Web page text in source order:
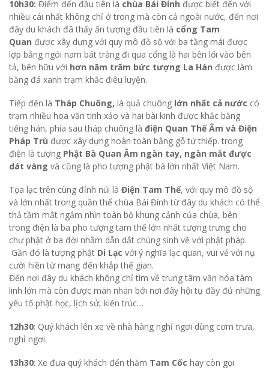
10h30:Điểm đến đầu tiên làchùa Bái Đính được biết đến với
nhiều cái nhất không chỉ ở trong mà còn cả ngoài nước, đến nơi
đây du khách đã thấy ấn tượng đầu tiên là cổng Tam
Quanđược xây dựng với quy mô đồ sộ với ba tầng mái được
lợp bằng ngói nam bát tràng đi qua cổng là hai bên lối vào bên
tả, bên hữu vớihơn năm trăm bức tượng La Hán
Tiếp đến làTháp Chuông,là quả chuônglớn nhất cả nước
trạm nhiều hoa văn tinh xảo và hai bài kinh được khắc bằng
tiếng hán, phía sau tháp chuông làđiện Quan Thế Âm và Điện
Pháp Trùđược xây dựng hoàn toàn bằng gỗ tứ thiếp. trong
điện là tượngPhật Bà Quan Âm ngàn tay, ngàn mắt được
Tọa lạc trên cùng đỉnh núi làĐiện Tam Thế, với quy mô đồ sộ
và lớn nhất trong quần thể chùa Bái Đính từ đây du khách có thể
thả tầm mắt ngắm nhìn toàn bộ khung cảnh của chùa, bên
trong điện là ba pho tượng tam thế lớn nhất tượng trưng cho
chư phật ở ba đời nhằm dẫn dắt chúng sinh về với phật pháp.
Gần đó là tượng phậtDi Lạcvới ý nghĩa lạc quan, vui vẻ với nụ
cười hiền từ mang đến khắp thế gian.
Đến nơi đây du khách không chỉ tìm về trung tâm văn hóa tâm
linh lớn mà còn được mãn nhãn bởi nơi đây hội tụ đầy đủ những
12h30: Quý khách lên xe về nhà hàng nghỉ ngơi dùng cơm trưa,